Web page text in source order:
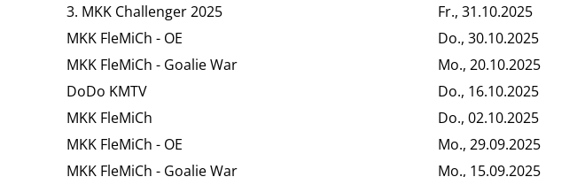
3. MKK Challenger 2025
Fr., 31.10.2025
MKK FleMiCh - OE
Do., 30.10.2025
MKK FleMiCh - Goalie War
Mo., 20.10.2025
DoDo KMTV
Do., 16.10.2025
MKK FleMiCh
Do., 02.10.2025
MKK FleMiCh - OE
Mo., 29.09.2025
MKK FleMiCh - Goalie War
Mo., 15.09.2025